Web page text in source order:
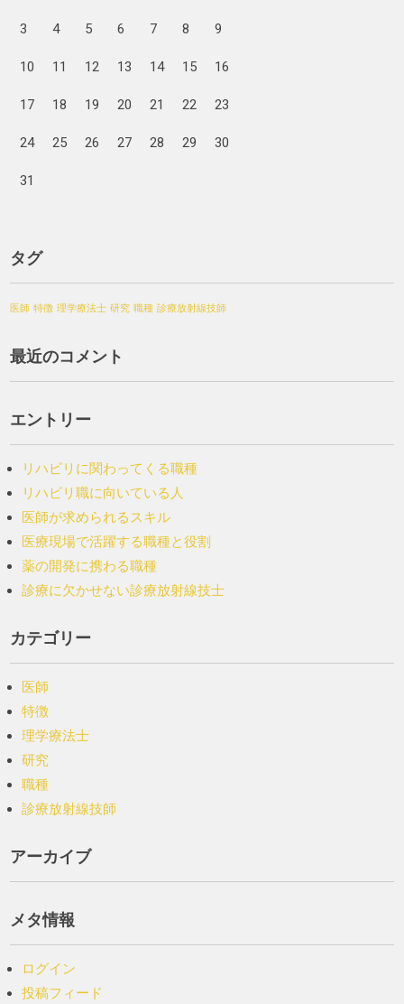
3 4 5 6 7 8 9
10 11 12 13 14 15 16
17 18 19 20 21 22 23
24 25 26 27 28 29 30
31
タグ
医師 特徴 理学療法士 研究 職種 診療放射線技師
最近のコメント
エントリー
リハビリに関わってくる職種
リハビリ職に向いている人
医師が求められるスキル
医療現場で活躍する職種と役割
薬の開発に携わる職種
診療に欠かせない診療放射線技士
カテゴリー
医師
特徴
理学療法士
研究
職種
診療放射線技師
アーカイブ
メタ情報
ログイン
投稿フィード